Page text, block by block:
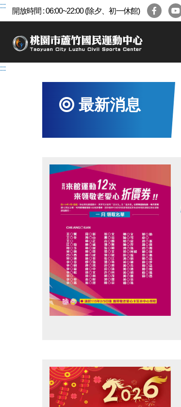
跳
區
:::
開放時間 : 06:00~22:00 (除夕、初一休館)
:::
最新消息